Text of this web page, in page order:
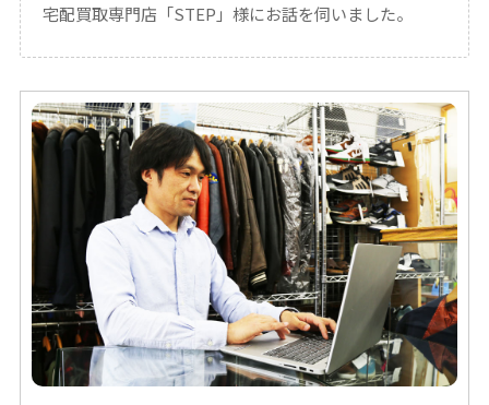
宅配買取専門店「STEP」様にお話を伺いました。